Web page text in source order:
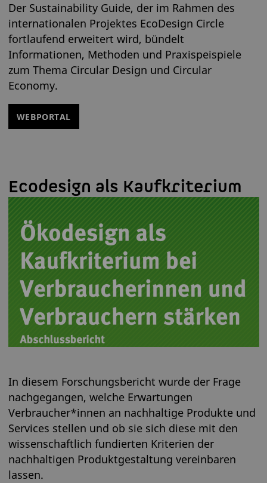
Der Sustainability Guide, der im Rahmen des
internationalen Projektes EcoDesign Circle
fortlaufend erweitert wird, bündelt
Informationen, Methoden und Praxispeispiele
zum Thema Circular Design und Circular
Economy.
WEBPORTAL
Ecodesign als Kaufkriterium
In diesem Forschungsbericht wurde der Frage
nachgegangen, welche Erwartungen
Verbraucher*innen an nachhaltige Produkte und
Services stellen und ob sie sich diese mit den
wissenschaftlich fundierten Kriterien der
nachhaltigen Produktgestaltung vereinbaren
lassen.